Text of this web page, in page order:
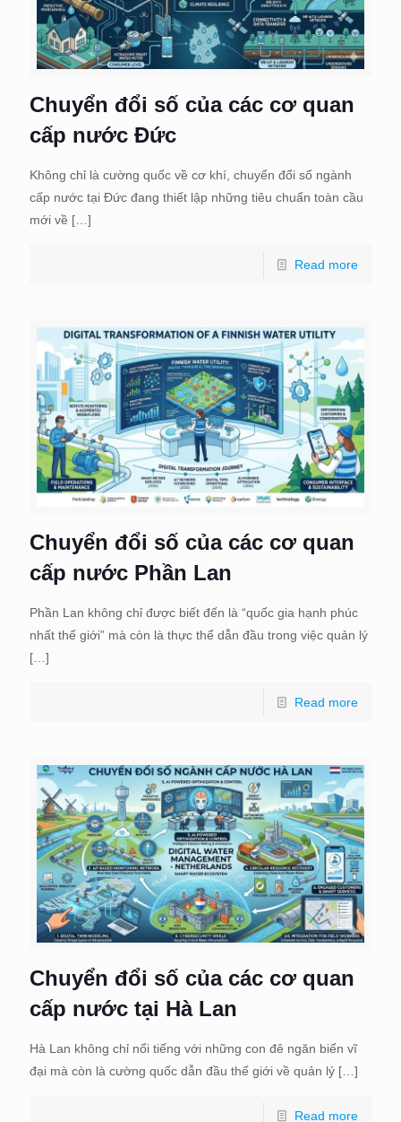
Chuyển đổi số của các cơ quan
cấp nước Đức
Không chỉ là cường quốc về cơ khí, chuyển đổi số ngành
cấp nước tại Đức đang thiết lập những tiêu chuẩn toàn cầu
mới về […]
Read more
Chuyển đổi số của các cơ quan
cấp nước Phần Lan
Phần Lan không chỉ được biết đến là “quốc gia hạnh phúc
nhất thế giới” mà còn là thực thể dẫn đầu trong việc quản lý
[…]
Read more
Chuyển đổi số của các cơ quan
cấp nước tại Hà Lan
Hà Lan không chỉ nổi tiếng với những con đê ngăn biển vĩ
đại mà còn là cường quốc dẫn đầu thế giới về quản lý […]
Read more